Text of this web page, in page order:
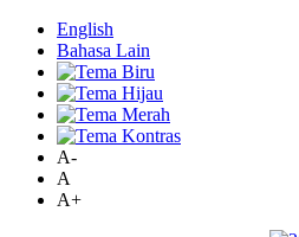
English
Bahasa Lain
A-
A
A+